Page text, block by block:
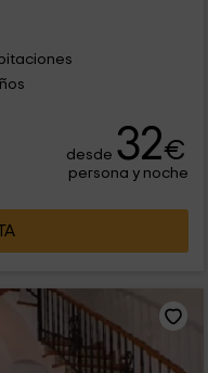
desde 32€
persona y noche